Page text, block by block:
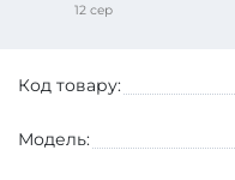
12 сер
Код товару:
Модель: